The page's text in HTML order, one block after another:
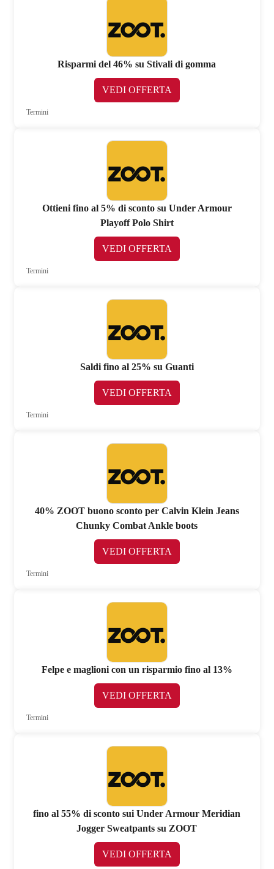
Risparmi del 46% su Stivali di gomma
VEDI OFFERTA
Termini
Ottieni fino al 5% di sconto su Under Armour
Playoff Polo Shirt
VEDI OFFERTA
Termini
Saldi fino al 25% su Guanti
VEDI OFFERTA
Termini
40% ZOOT buono sconto per Calvin Klein Jeans
Chunky Combat Ankle boots
VEDI OFFERTA
Termini
Felpe e maglioni con un risparmio fino al 13%
VEDI OFFERTA
Termini
fino al 55% di sconto sui Under Armour Meridian
Jogger Sweatpants su ZOOT
VEDI OFFERTA